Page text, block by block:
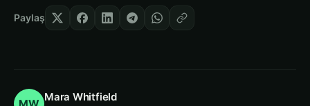
Paylaş
Mara Whitfield